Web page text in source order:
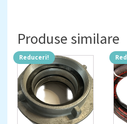
Produse similare
Reduceri!